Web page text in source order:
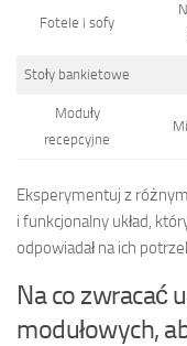
Fotele i sofy
Stoły bankietowe
Moduły
recepcyjne
Eksperymentuj z
i funkcjonalny układ,
odpowiadał na ich
Na co zwracać
modułowych,